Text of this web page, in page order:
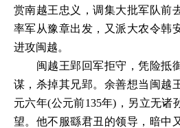
赏南越王忠义，调集大批军队前
率军从豫章出发，又派大农令韩
进攻闽越。
闽越王郢回军拒守，凭险抵
谋，杀掉其兄郢。余善想当闽越
元六年(公元前135年)，另立无诸
望。他不服繇君丑的领导，暗中